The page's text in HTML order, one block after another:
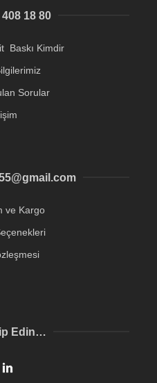
18 80
Baskı Kimdir
Sorular
ve Kargo
Edin…